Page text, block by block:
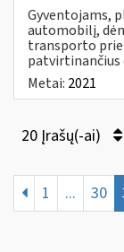
Gyventojams,
automobilį,
transporto
patvirtinančius
Metai: 2021
20 Įrašų(-ai)
1 ... 30